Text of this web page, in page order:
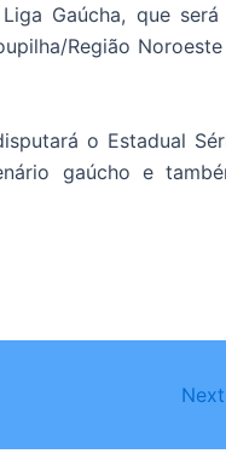
Gaúcha, que será
Região
o Estadual
gaúcho e